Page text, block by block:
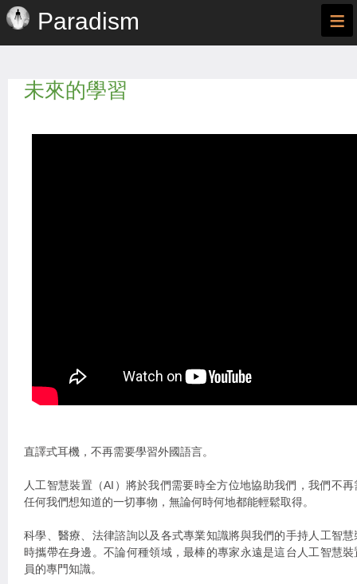
Paradism ≡
未來的學習
直譯式耳機，不再需要學習外國語言。
人工智慧裝置（AI）將於我們需要時全方位地協助我們，我們不
任何我們想知道的一切事物，無論何時何地都能輕鬆取得。
科學、醫療、法律諮詢以及各式專業知識將與我們的手持人工智
時攜帶在身邊。不論何種領域，最棒的專家永遠是這台人工智慧
員的專門知識。